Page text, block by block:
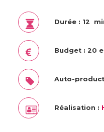
Durée : 12
Budget : 20
Auto-
Réalisation :